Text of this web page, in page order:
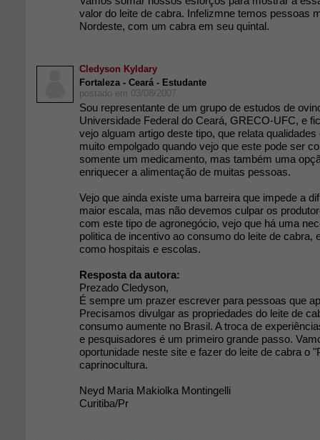
valor do leite de cabra. Infelizmne temos pessoas
Nordeste, com um cabra em seu quintal.
Cledyson Kyldary
Fortaleza - Ceará - Estudante
postado em 03/08/2007
Sou representante de um grupo de estudos de
Universidade Federal do Ceará, GRECO-UFC, e
vejo alguam artigo deste tipo, que relata
muito empolgado quando vejo que este pode ser
somente um medicamento, mas também uma
enriquecer a alimentação de muitas pessoas.
Vejo que ainda existe uma barreira que impede a
maior escala, mas não devemos culpar os
com este tipo de agronegócio, vejo que há uma
politica de incentivo ao consumo do leite de cabra,
como hospitais e escolas.
Resposta da autora:
Prezado Cledyson,
É sempre um prazer escrever para pessoas que
Precisamos divulgar as propriedades do leite de
consumo aumente no Brasil. A troca de
e pesquisadores é um primeiro grande passo.
oportunidade neste site e fazer do leite de cabra o
caprinocultura.
Neyd Maria Makiolka Montingelli
Curitiba/Pr